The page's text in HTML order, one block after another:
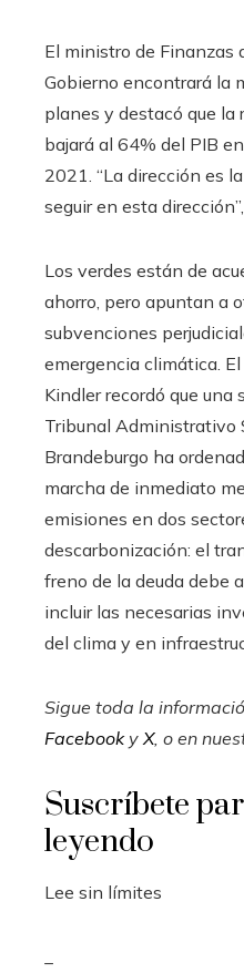
El ministro de Finanzas
Gobierno encontrará la
planes y destacó que la
bajará al 64% del PIB
2021. “La dirección es
seguir en esta
Los verdes están de
ahorro, pero apuntan a
subvenciones
emergencia climática.
Kindler recordó que
Tribunal Administrativo
Brandeburgo ha
marcha de inmediato
emisiones en dos
descarbonización: el
freno de la deuda debe
incluir las necesarias
del clima y en
Sigue toda la
FacebookyX, o en
Suscríbete
leyendo
Lee sin límites